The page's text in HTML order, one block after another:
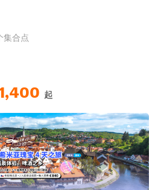
集合点
起